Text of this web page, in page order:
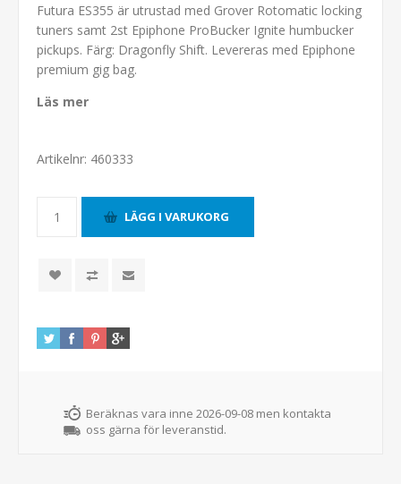
Futura ES355 är utrustad med Grover Rotomatic locking
tuners samt 2st Epiphone ProBucker Ignite humbucker
pickups. Färg: Dragonfly Shift. Levereras med Epiphone
premium gig bag.
Läs mer
Artikelnr: 460333
Beräknas vara inne 2026-09-08 men kontakta
oss gärna för leveranstid.